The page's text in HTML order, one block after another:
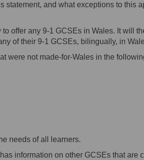
statement, and what exceptions to this
offer any 9-1 GCSEs in Wales. It will
of their 9-1 GCSEs, bilingually, in
were not made-for-Wales in the
needs of all learners.
link)
has information on other GCSEs that are